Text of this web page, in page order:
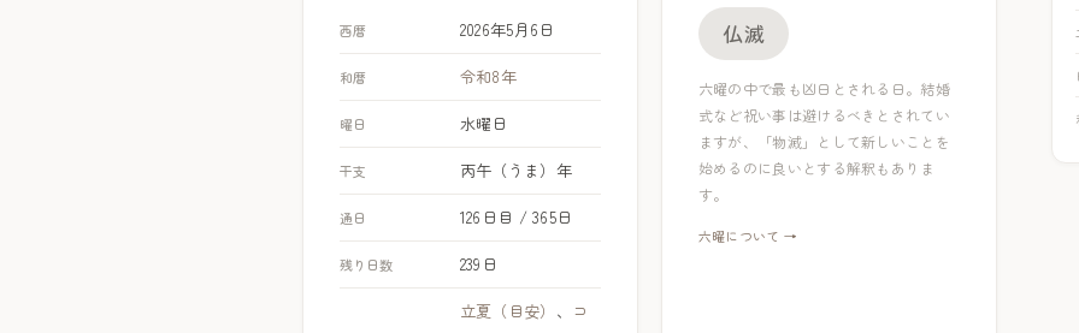
西暦 2026年5月6日
和暦 令和8年
曜日 水曜日
干支 丙午（うま）年
通日 126日目 / 365日
残り日数 239日
立夏（目安） 、
コ
仏滅
六曜の中で最も凶日とされる日。結婚
式など祝い事は避けるべきとされてい
ますが、「物滅」として新しいことを
始めるのに良いとする解釈もありま
す。
六曜について →